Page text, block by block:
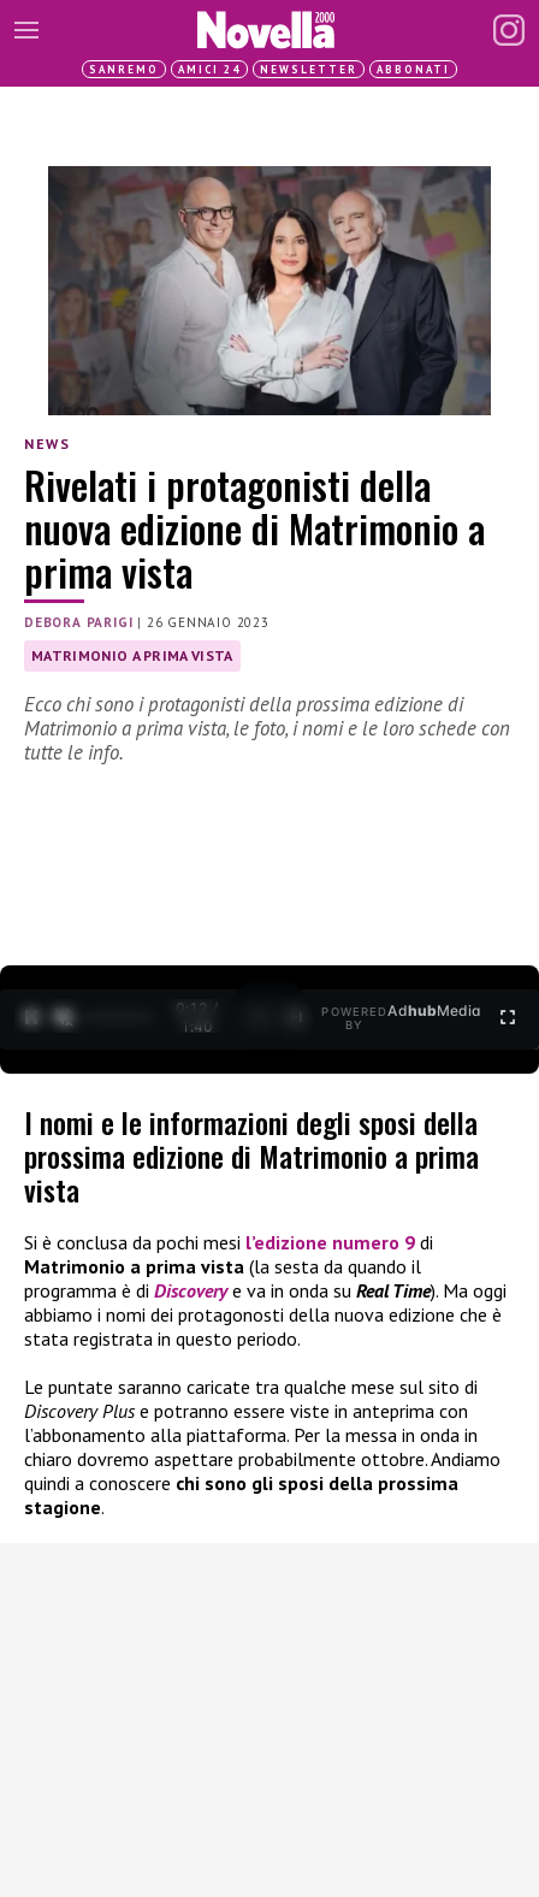
SANREMO AMICI 24 NEWSLETTER ABBONATI
NEWS
Rivelati i protagonisti della
nuova edizione di Matrimonio a
prima vista
DEBORA PARIGI | 26 GENNAIO 2023
MATRIMONIO A PRIMA VISTA
Ecco chi sono i protagonisti della prossima edizione di
Matrimonio a prima vista, le foto, i nomi e le loro schede con
tutte le info.
0:12 /
1:40
POWERED
BY
AdhubMedia
I nomi e le informazioni degli sposi della
prossima edizione di Matrimonio a prima
vista
Si è conclusa da pochi mesi l’edizione numero 9 di
Matrimonio a prima vista (la sesta da quando il
programma è di Discoverye va in onda su Real Time). Ma oggi
abbiamo i nomi dei protagonosti della nuova edizione che è
stata registrata in questo periodo.
Le puntate saranno caricate tra qualche mese sul sito di
Discovery Pluse potranno essere viste in anteprima con
l’abbonamento alla piattaforma. Per la messa in onda in
chiaro dovremo aspettare probabilmente ottobre. Andiamo
quindi a conoscere chi sono gli sposi della prossima
stagione.